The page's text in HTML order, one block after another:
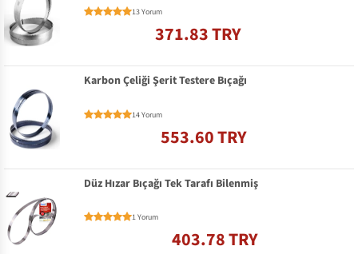
13 Yorum
371.83 TRY
Karbon Çeliği Şerit Testere Bıçağı
14 Yorum
553.60 TRY
Düz Hızar Bıçağı Tek Tarafı Bilenmiş
1 Yorum
403.78 TRY